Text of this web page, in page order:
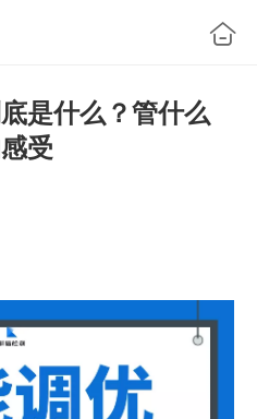
是什么？管什么
受